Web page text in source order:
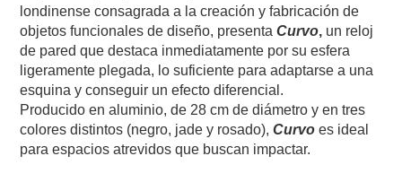
londinense consagrada a la creación y fabricación de
objetos funcionales de diseño, presentaCurvo, un reloj
de pared que destaca inmediatamente por su esfera
ligeramente plegada, lo suficiente para adaptarse a una
esquina y conseguir un efecto diferencial.
Producido en aluminio, de 28 cm de diámetro y en tres
colores distintos (negro, jade y rosado),Curvo es ideal
para espacios atrevidos que buscan impactar.